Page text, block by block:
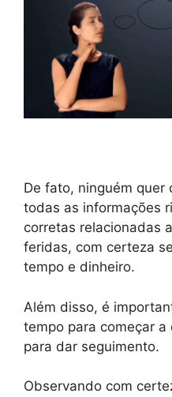
De fato, ninguém quer
todas as informações
corretas relacionadas
feridas, com certeza
tempo e dinheiro.
Além disso, é
tempo para começar
para dar seguimento.
Observando com